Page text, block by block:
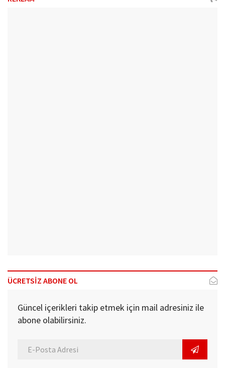
ÜCRETSİZ ABONE OL
Güncel içerikleri takip etmek için mail adresiniz ile
abone olabilirsiniz.